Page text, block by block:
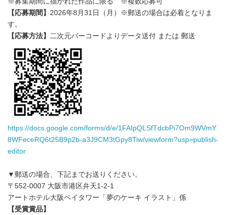
【応募期間】 2026年8月31日（月）※郵送の場合は必着となりま
す。
【応募方法】 二次元バーコードよりデータ送付 または 郵送
https://docs.google.com/forms/d/e/1FAIpQLSfTdcbPi7Om9WVmY
8WFeceRQ6t25B9p2b-a3J9CM3tGpy8Tiw/viewform?usp=publish-
editor
▼郵送の場合、下記までお送りください。
〒552-0007 大阪市港区弁天1-2-1
アートホテル大阪ベイタワー「夢のケーキ イラスト」係
【受賞賞品】